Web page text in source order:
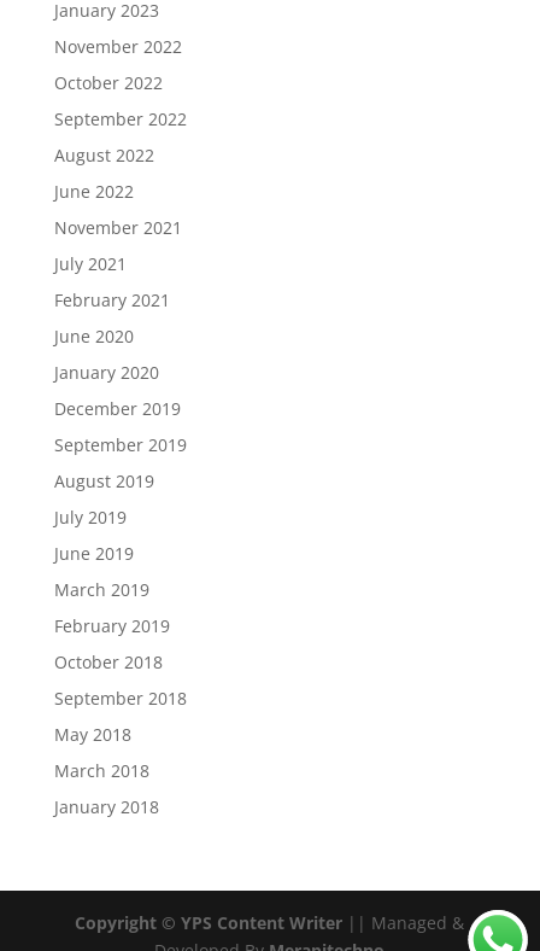
January 2023
November 2022
October 2022
September 2022
August 2022
June 2022
November 2021
July 2021
February 2021
June 2020
January 2020
December 2019
September 2019
August 2019
July 2019
June 2019
March 2019
February 2019
October 2018
September 2018
May 2018
March 2018
January 2018
Copyright © YPS Content Writer || Managed &